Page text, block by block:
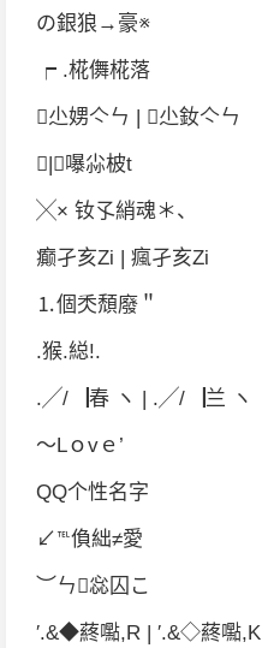
の銀狼→豪※
┍ .椛儛椛落
尐娚亽ㄣ | 尐釹亽ㄣ
|嚗尛柀t
╳× 钕孓綃魂＊、
癫孑亥Zi | 瘋孑亥Zi
⒈個秂頹廢＂
.猴.縂!.
.╱/▕春 ヽ | .╱/▕兰 ヽ
～Lｏvｅ’
QQ个性名字
↙℡偩絀≠愛
︶ㄣ惢囚こ
′.&◆蔠嚸,R | ′.&◇蔠嚸,K